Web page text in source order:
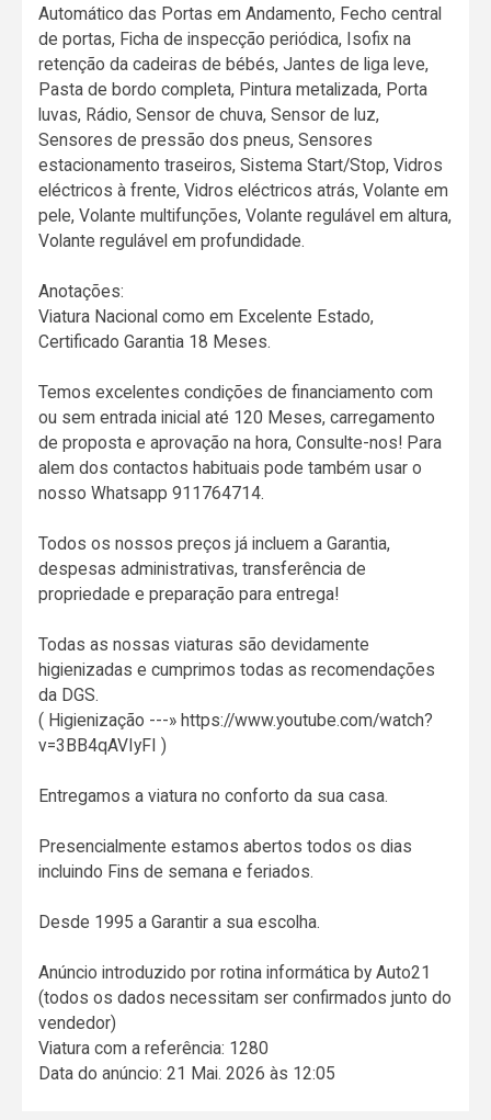
Automático das Portas em Andamento, Fecho central
de portas, Ficha de inspecção periódica, Isofix na
retenção da cadeiras de bébés, Jantes de liga leve,
Pasta de bordo completa, Pintura metalizada, Porta
luvas, Rádio, Sensor de chuva, Sensor de luz,
Sensores de pressão dos pneus, Sensores
estacionamento traseiros, Sistema Start/Stop, Vidros
eléctricos à frente, Vidros eléctricos atrás, Volante em
pele, Volante multifunções, Volante regulável em altura,
Volante regulável em profundidade.
Anotações:
Viatura Nacional como em Excelente Estado,
Certificado Garantia 18 Meses.
Temos excelentes condições de financiamento com
ou sem entrada inicial até 120 Meses, carregamento
de proposta e aprovação na hora, Consulte-nos! Para
alem dos contactos habituais pode também usar o
nosso Whatsapp 911764714.
Todos os nossos preços já incluem a Garantia,
despesas administrativas, transferência de
propriedade e preparação para entrega!
Todas as nossas viaturas são devidamente
higienizadas e cumprimos todas as recomendações
da DGS.
( Higienização ---» https://www.youtube.com/watch?
v=3BB4qAVIyFI )
Entregamos a viatura no conforto da sua casa.
Presencialmente estamos abertos todos os dias
incluindo Fins de semana e feriados.
Desde 1995 a Garantir a sua escolha.
Anúncio introduzido por rotina informática by Auto21
(todos os dados necessitam ser confirmados junto do
vendedor)
Viatura com a referência: 1280
Data do anúncio: 21 Mai. 2026 às 12:05